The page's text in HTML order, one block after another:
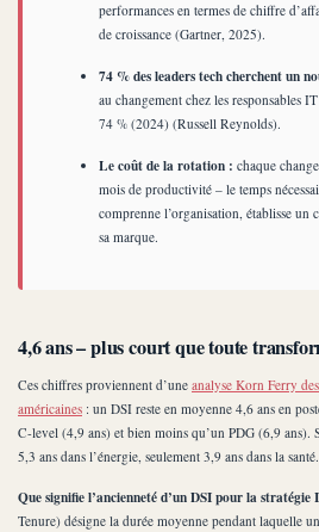
performances en termes de chiffre
de croissance (Gartner, 2025).
74 % des leaders tech cherchent un
au changement chez les responsables
74 % (2024) (Russell Reynolds).
Le coût de la rotation : chaque
mois de productivité – le temps
comprenne l’organisation, établisse un
sa marque.
4,6 ans – plus court que toute
Ces chiffres proviennent d’une analyse Korn Ferry
américaines : un DSI reste en moyenne 4,6 ans en
C-level (4,9 ans) et bien moins qu’un PDG (6,9 ans).
5,3 ans dans l’énergie, seulement 3,9 ans dans la santé.
Que signifie l’ancienneté d’un DSI pour la stratégie
Tenure) désigne la durée moyenne pendant laquelle